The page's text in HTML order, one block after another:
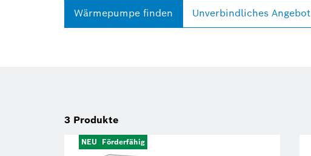
Wärmepumpe finden Unverbindliches Angebot
3 Produkte
NEU Förderfähig